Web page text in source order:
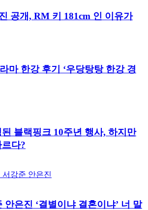
공개, RM 키 181cm 인 이유가
마 한강 후기 ‘우당탕탕 한강 경
블랙핑크 10주년 행사, 하지만
다?
안은진 ‘결별이냐 결혼이냐’ 너 말